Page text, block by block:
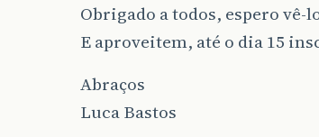
Obrigado a todos, espero
E aproveitem, até o dia 15
Abraços
Luca Bastos